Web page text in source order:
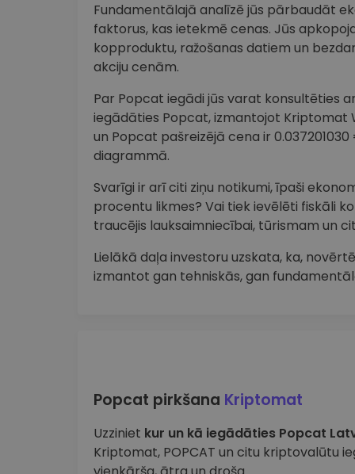
Fundamentālajā analīzē jūs pārbaudāt
faktorus, kas ietekmē cenas. Jūs
kopproduktu, ražošanas datiem un
akciju cenām.
Par Popcat iegādi jūs varat konsultēties
iegādāties Popcat, izmantojot Kriptomat
un Popcat pašreizējā cena ir
diagrammā.
Svarīgi ir arī citi ziņu notikumi, īpaši
procentu likmes? Vai tiek ievēlēti fiskāli
traucējis lauksaimniecībai, tūrismam un
Lielākā daļa investoru uzskata, ka,
izmantot gan tehniskās, gan
Popcat pirkšana Kriptomat
Uzziniet kur un kā iegādāties Popcat
Kriptomat, POPCAT un citu kriptovalūtu